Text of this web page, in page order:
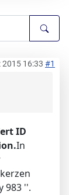
2015 16:33 #1
ID
In
983 ''.